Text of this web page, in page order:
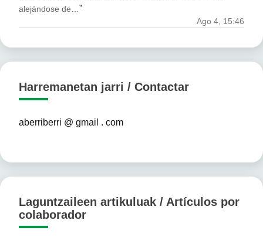
alejándose de… ”
Ago 4, 15:46
Harremanetan jarri / Contactar
aberriberri @ gmail . com
Laguntzaileen artikuluak / Artículos por
colaborador